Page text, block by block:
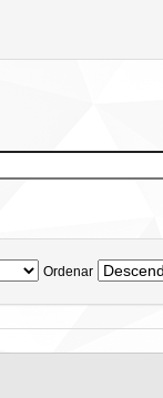
Ordenar